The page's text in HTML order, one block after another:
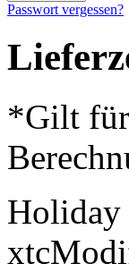
Passwort vergessen?
*Gilt für
Holiday